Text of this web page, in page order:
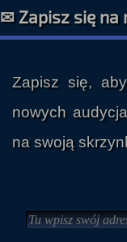
✉ Zapisz się na
Zapisz się,
nowych
na swoją